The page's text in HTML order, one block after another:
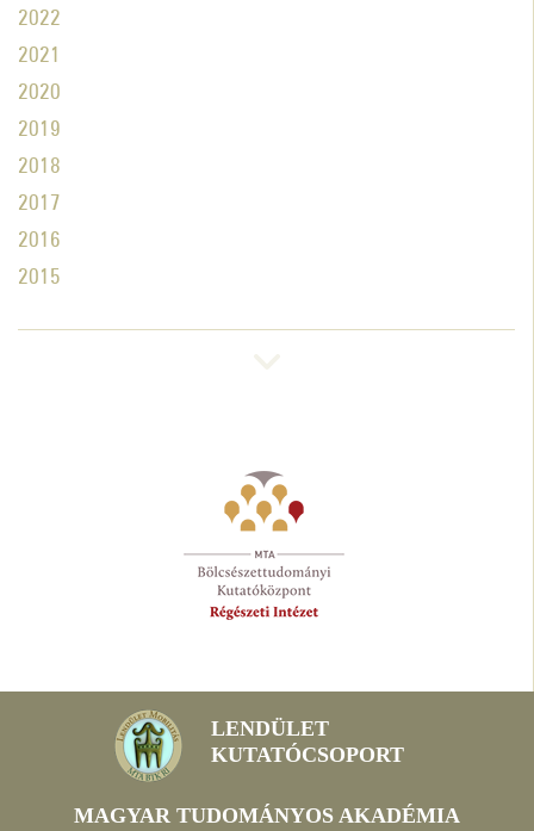
2022
2021
2020
2019
2018
2017
2016
2015
LENDÜLET
KUTATÓCSOPORT
MAGYAR TUDOMÁNYOS AKADÉMIA